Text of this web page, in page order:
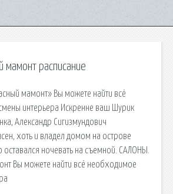
мамонт расписание
мамонт» Вы можете найти всё
интерьера Искренне ваш Шурик
Александр Сигизмундович
хоть и владел домом на острове
оставался ночевать на съемной. САЛОНЫ.
Вы можете найти всё необходимое